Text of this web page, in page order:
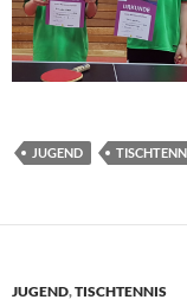
JUGEND
JUGEND,TISCHTENNIS